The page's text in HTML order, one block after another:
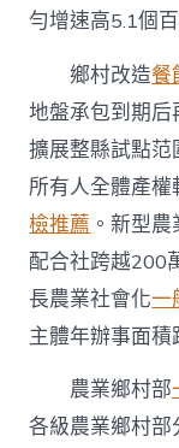
勻增速高5.1個
鄉村改造餐
地盤承包到期
擴展整縣試點
所有人全體產
檢推薦 。新型
配合社跨越200
長農業社會化一
主體年辦事面積
農業鄉村部
各級農業鄉村